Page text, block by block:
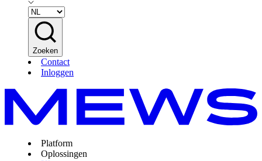
Zoeken
Contact
Inloggen
Platform
Oplossingen